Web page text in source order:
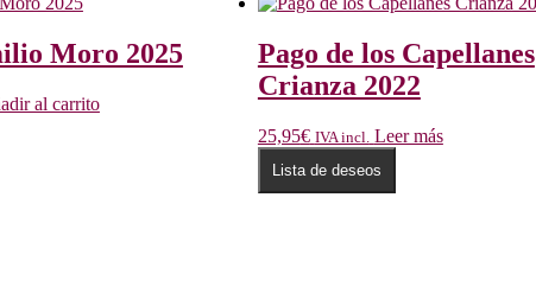
Moro 2025
al carrito
Pago de los Capellanes
Crianza 2022
25,95€ IVA incl. Leer más
Lista de deseos